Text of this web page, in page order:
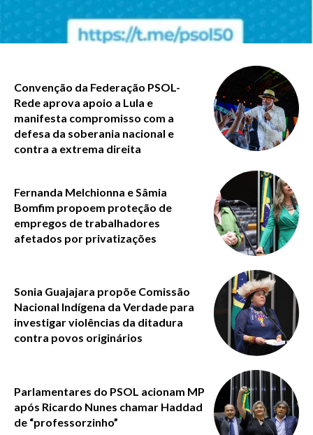
Convenção da Federação PSOL-
Rede aprova apoio a Lula e
manifesta compromisso com a
defesa da soberania nacional e
contra a extrema direita
Fernanda Melchionna e Sâmia
Bomfim propoem proteção de
empregos de trabalhadores
afetados por privatizações
Sonia Guajajara propõe Comissão
Nacional Indígena da Verdade para
investigar violências da ditadura
contra povos originários
Parlamentares do PSOL acionam MP
após Ricardo Nunes chamar Haddad
de “professorzinho”